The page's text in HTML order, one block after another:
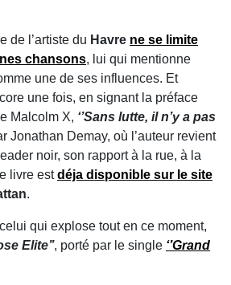
de l’artiste du Havre ne se limite
chansons, lui qui mentionne
une de ses influences. Et
une fois, en signant la préface
Malcolm X, ‘’Sans lutte, il n’y a pas
Jonathan Demay, où l’auteur revient
noir, son rapport à la rue, à la
livre estdéja disponible sur le site
.
qui explose tout en ce moment,
Elite’’, porté par le single ‘’Grand